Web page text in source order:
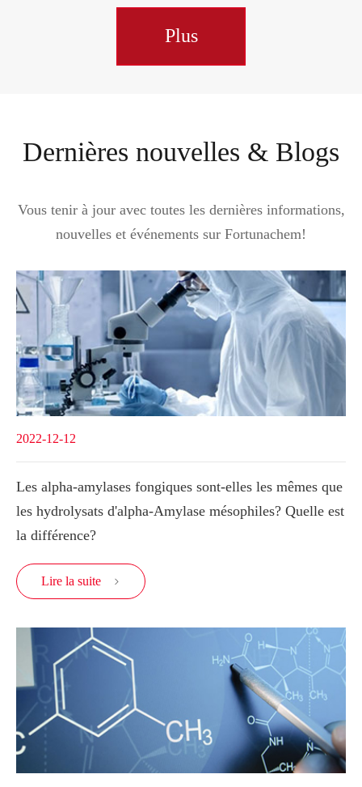
Plus
Dernières nouvelles & Blogs
Vous tenir à jour avec toutes les dernières informations,
nouvelles et événements sur Fortunachem!
2022-12-12
Les alpha-amylases fongiques sont-elles les mêmes que
les hydrolysats d'alpha-Amylase mésophiles? Quelle est
la différence?
Lire la suite 